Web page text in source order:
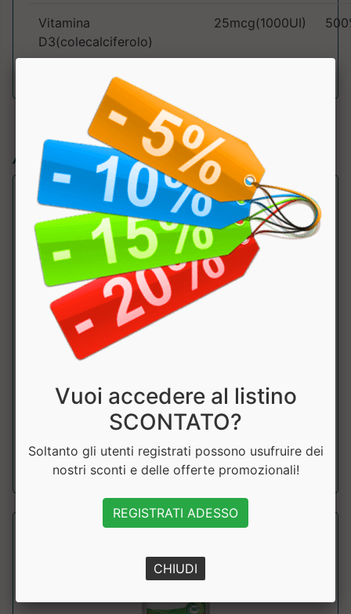
Vitamina
D3(colecalciferolo)
25mcg(1000UI)
Articoli simili:
B Complex Vitamin C and Zinc
Complesso vitaminico B con aggiunta di Vitamina C e Zinco.
Ideale per sostenere il metabol...
a partire da € 19.49
sconto 25.01%
Vuoi accedere al listino
SCONTATO?
Soltanto gli utenti registrati possono usufruire dei
nostri sconti e delle offerte promozionali!
REGISTRATI ADESSO
CHIUDI